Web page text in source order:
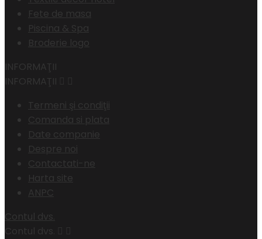
Fete de masa
Piscina & Spa
Broderie logo
INFORMAŢII
INFORMAŢII
Termeni şi condiţii
Comanda si plata
Date companie
Despre noi
Contactati-ne
Harta site
ANPC
Contul dvs.
Contul dvs.